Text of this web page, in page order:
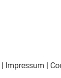
Impressum